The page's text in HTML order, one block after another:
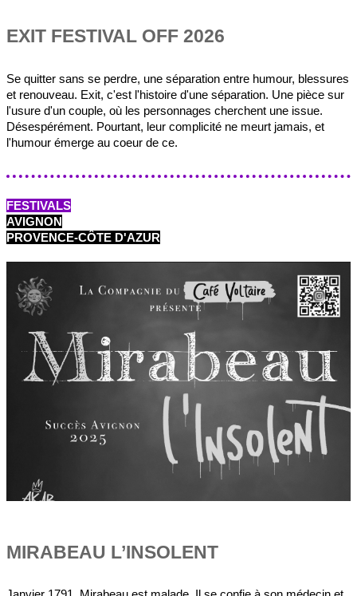
EXIT FESTIVAL OFF 2026
Se quitter sans se perdre, une séparation entre humour, blessures
et renouveau. Exit, c'est l'histoire d'une séparation. Une pièce sur
l'usure d'un couple, où les personnages cherchent une issue.
Désespérément. Pourtant, leur complicité ne meurt jamais, et
l'humour émerge au coeur de ce.
FESTIVALS
AVIGNON
PROVENCE-CÔTE D'AZUR
MIRABEAU L’INSOLENT